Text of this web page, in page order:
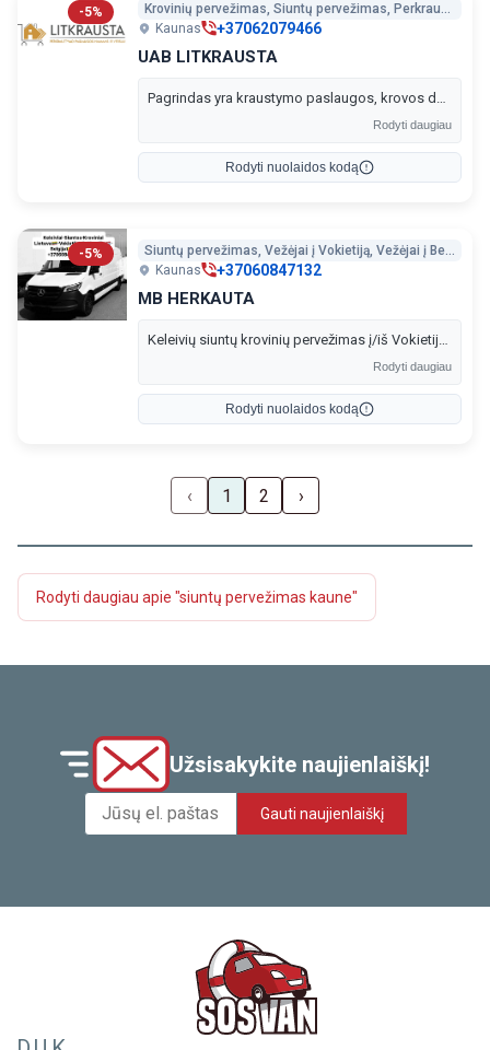
-5%
Krovinių pervežimas, Siuntų pervežimas, Perkraustymo paslaugos
Kaunas
+37062079466
UAB LITKRAUSTA
Pagrindas yra kraustymo paslaugos, krovos darbai, baldų bei įvairių kitų atliekų išvežimas utilizavimui, tačiau atliekame ir vietinius bei tarpmiestinius pervežimus. Technika nuo mikroautobuso iki fiskaro ar vilkiko - ko tik reikia klientui.
Rodyti daugiau
Rodyti nuolaidos kodą
-5%
Siuntų pervežimas, Vežėjai į Vokietiją, Vežėjai į Belgiją, Vežėjai į Olandiją
Kaunas
+37060847132
MB HERKAUTA
Keleivių siuntų krovinių pervežimas į/iš Vokietijos Olandijos Belgijos.
Rodyti daugiau
Rodyti nuolaidos kodą
‹ 1 2 ›
Rodyti daugiau apie "siuntų pervežimas kaune"
Užsisakykite naujienlaiškį!
Gauti naujienlaiškį